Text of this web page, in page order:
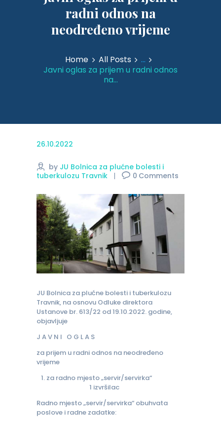
radni odnos na
neodređeno vrijeme
Home All Posts
...
Javni oglas za prijem u radni odnos
na...
26.10.2022
by JU Bolnica za plućne bolesti i
tuberkulozu Travnik
0 Comments
JU Bolnica za plućne bolesti i tuberkulozu
Travnik, na osnovu Odluke direktora
Ustanove br. 613/22 od 19.10.2022. godine,
objavljuje
J A V N I O G L A S
za prijem u radni odnos na neodređeno
vrijeme
za radno mjesto „servir/servirka“
1 izvršilac
Radno mjesto „servir/servirka“ obuhvata
poslove i radne zadatke: